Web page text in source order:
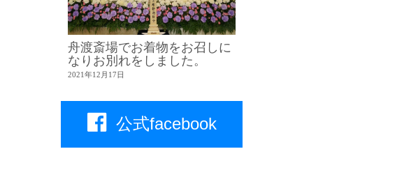
舟渡斎場でお着物をお召しに
なりお別れをしました。
2021年12月17日
公式facebook